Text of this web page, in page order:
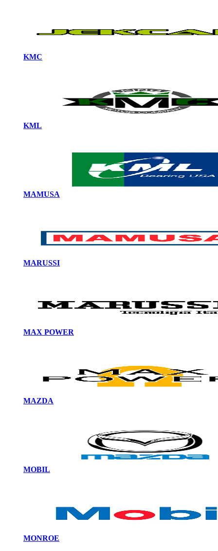
KMC
KML
MAMUSA
MARUSSI
MAX POWER
MAZDA
MOBIL
MONROE